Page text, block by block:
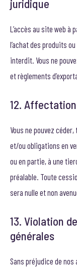
juridique
L’accès au site web à
l’achat des produits
interdit. Vous ne
et règlements
12. Affectation
Vous ne pouvez
et/ou obligations en
ou en partie, à une
préalable. Toute
sera nulle et non
13. Violation
générales
Sans préjudice de